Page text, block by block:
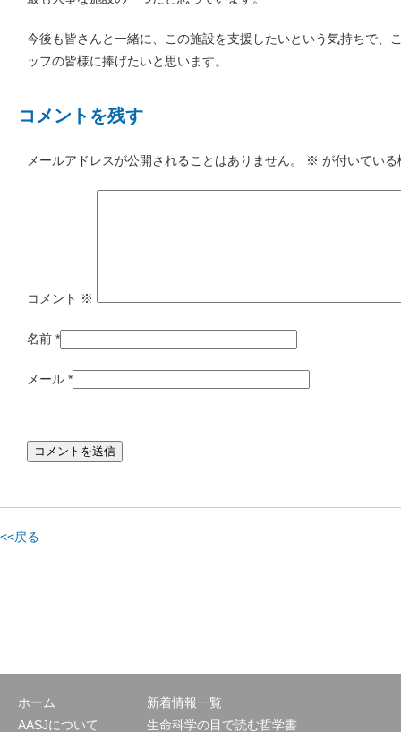
今後も皆さんと一緒に、この施設を支援したいという気持ちで、
ッフの皆様に捧げたいと思います。
コメントを残す
メールアドレスが公開されることはありません。 ※ が付いてい
コメント ※
名前 *
メール *
<<戻る
ホーム
AASJについて
新着情報一覧
生命科学の目で読む哲学書